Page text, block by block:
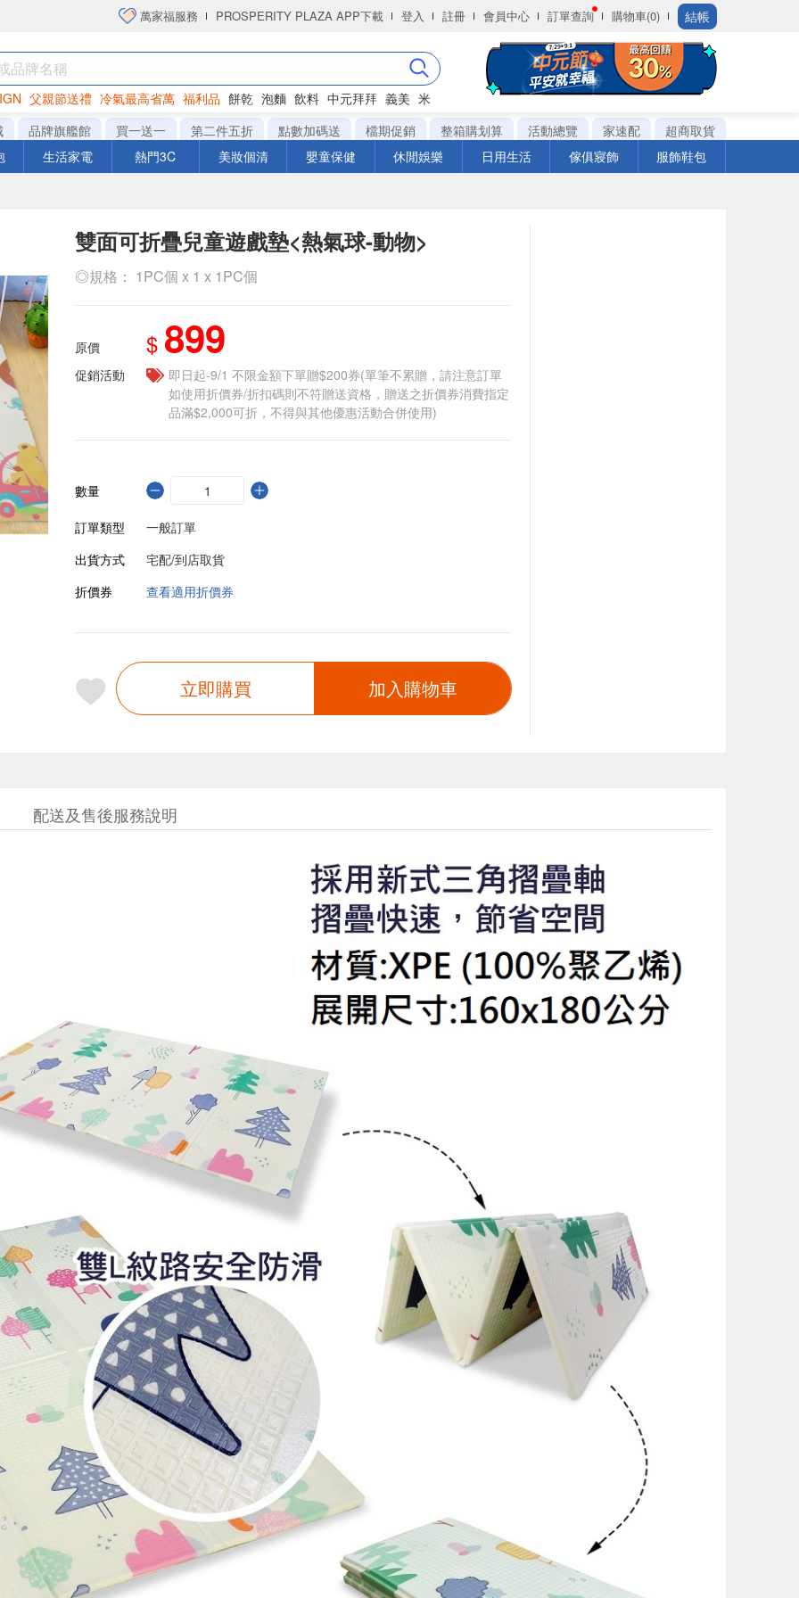
萬家福服務 PROSPERITY PLAZA APP下載 登入 註冊 會員中心 訂單查詢 購物車(0) 結帳
父親節送禮 冷氣最高省萬 福利品 餅乾 泡麵 飲料 中元拜拜 義美 米
洋芋片
品牌旗艦館 買一送一 第二件五折 點數加碼送 檔期促銷 整箱購划算 活動總覽 家速配
超商取貨
生活家電 熱門3C 美妝個清 嬰童保健 休閒娛樂 日用生活 傢俱寢飾 服飾鞋包
雙面可折疊兒童遊戲墊<熱氣球-動物>
◎規格： 1PC個 x 1 x 1PC個
原價 $ 899
促銷活動
即日起-9/1 不限金額下單贈$200券(單筆不累贈，請注意訂單
如使用折價券/折扣碼則不符贈送資格，贈送之折價券消費指定
品滿$2,000可折，不得與其他優惠活動合併使用)
數量
訂單類型
一般訂單
出貨方式
宅配/到店取貨
折價券
查看適用折價券
立即購買 加入購物車
配送及售後服務說明